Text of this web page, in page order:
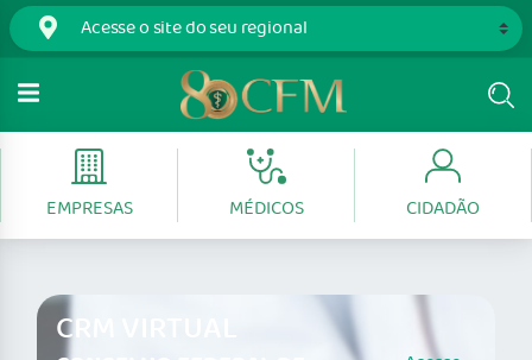
EMPRESAS MÉDICOS CIDADÃO
CRM VIRTUAL